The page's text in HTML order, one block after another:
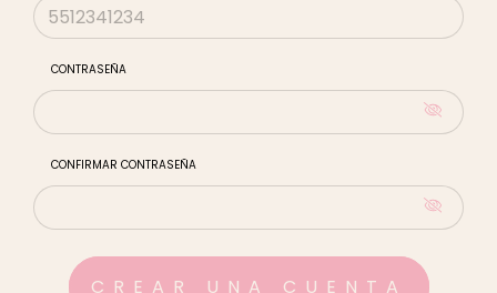
CONTRASEÑA
CONFIRMAR CONTRASEÑA